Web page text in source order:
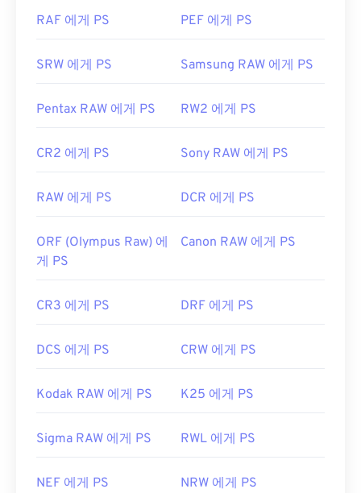
최초 출시: 1985년 11월 20일
유용한 링크:
https://docs.microsoft.com/en-
RAF 에게 PS PEF 에게 PS
SRW 에게 PS Samsung RAW 에게 PS
Pentax RAW 에게 PS RW2 에게 PS
CR2 에게 PS Sony RAW 에게 PS
RAW 에게 PS DCR 에게 PS
ORF (Olympus Raw) 에
게 PS
Canon RAW 에게 PS
CR3 에게 PS DRF 에게 PS
DCS 에게 PS CRW 에게 PS
Kodak RAW 에게 PS K25 에게 PS
Sigma RAW 에게 PS RWL 에게 PS
NEF 에게 PS NRW 에게 PS